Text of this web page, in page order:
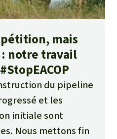
mais
: notre travail
du pipeline
et les
initiale sont
Nous mettons fin